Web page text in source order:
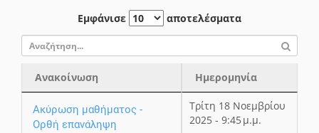
Εμφάνισε αποτελέσματα
Ανακοίνωση
Ημερομηνία
Ημερομηνία
Ακύρωση μαθήματος -
Ορθή επανάληψη
Τρίτη 18 Νοεμβρίου
2025 - 9:45 μ.μ.